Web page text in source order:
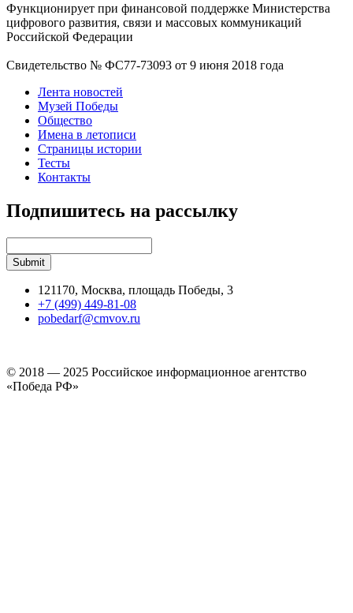
Функционирует при финансовой поддержке Министерства
цифрового развития, связи и массовых коммуникаций
Российской Федерации
Свидетельство № ФС77-73093 от 9 июня 2018 года
Лента новостей
Музей Победы
Общество
Имена в летописи
Страницы истории
Тесты
Контакты
Подпишитесь на рассылку
121170, Москва, площадь Победы, 3
+7 (499) 449-81-08
pobedarf@cmvov.ru
© 2018 — 2025 Российское информационное агентство
«Победа РФ»